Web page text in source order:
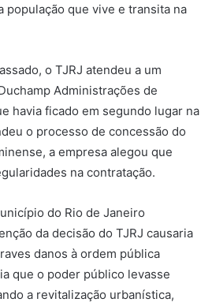
população que vive e transita na
o TJRJ atendeu a um
Administrações de
havia ficado em segundo lugar na
o processo de concessão do
a empresa alegou que
na contratação.
do Rio de Janeiro
da decisão do TJRJ causaria
danos à ordem pública
que o poder público levasse
a revitalização urbanística,